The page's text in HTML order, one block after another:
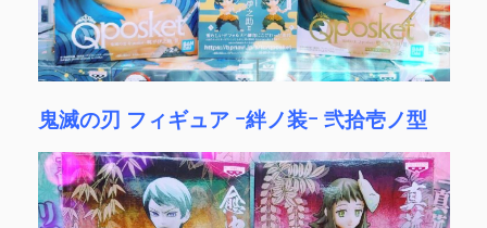
鬼滅の刃 フィギュア ｰ絆ノ装ｰ 弐拾壱ノ型